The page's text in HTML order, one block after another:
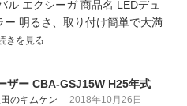
ル エクシーガ 商品名 LEDデュ
ー 明るさ、取り付け簡単で大満
きを見る
ザー CBA-GSJ15W H25年式
のキムケン 2018年10月26日